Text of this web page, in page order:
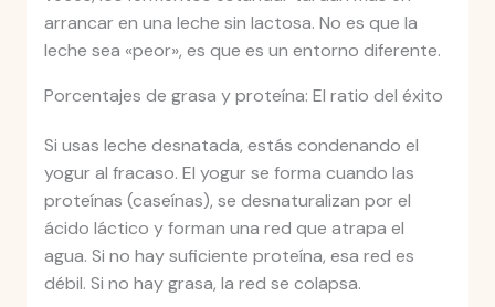
arrancar en una leche sin lactosa. No es que la
leche sea «peor», es que es un entorno diferente.
Porcentajes de grasa y proteína: El ratio del éxito
Si usas leche desnatada, estás condenando el
yogur al fracaso. El yogur se forma cuando las
proteínas (caseínas), se desnaturalizan por el
ácido láctico y forman una red que atrapa el
agua. Si no hay suficiente proteína, esa red es
débil. Si no hay grasa, la red se colapsa.